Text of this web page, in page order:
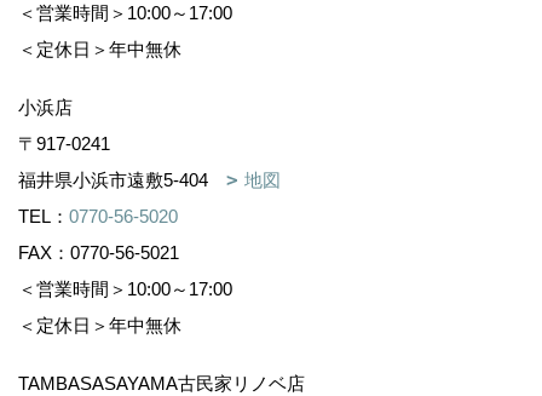
＜営業時間＞10:00～17:00
＜定休日＞年中無休
小浜店
〒917-0241
福井県小浜市遠敷5-404
地図
TEL： 0770-56-5020
FAX：0770-56-5021
＜営業時間＞10:00～17:00
＜定休日＞年中無休
TAMBASASAYAMA古民家リノベ店